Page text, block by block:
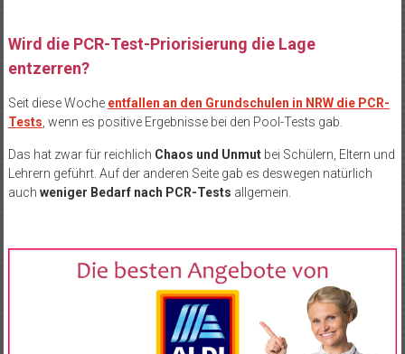
Wird die PCR-Test-Priorisierung die Lage
entzerren?
Seit diese Woche entfallen an den Grundschulen in NRW die PCR-
Tests , wenn es positive Ergebnisse bei den Pool-Tests gab.
Das hat zwar für reichlich Chaos und Unmutbei Schülern, Eltern und
Lehrern geführt. Auf der anderen Seite gab es deswegen natürlich
auch weniger Bedarf nach PCR-Tests allgemein.